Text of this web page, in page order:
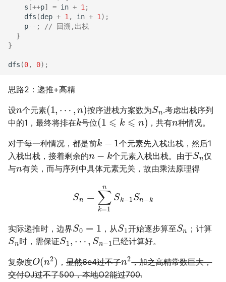
s [++p] = in + 1;
dfs (dep + 1, in + 1);
p-- ;
// 回溯,出栈
}
}
dfs (0, 0);
思路2：递推+高精
设 个元素(1 按序进栈方案数为 Sn .考虑出栈序列
中的1，最终将排在k号位 (1⩽k⩽n) ，共有n种情况。
对于每一种情况，都是前k
个元素先入栈出栈，然后1
入栈出栈，接着剩余的n−k 个元素入栈出栈。由于Sn仅
与n有关，而与序列中具体元素无关，故由乘法原理得
=1
实际递推时，边界 S ，从 S1 开始逐步算至 Sn ；计算
Sn时，需保证S1 ,⋯ n−1 已经计算好。
复杂度O( 2) ，显然6e4过不了 2，加之高精常数巨大，
交付OJ过不了500，本地O2能过700.